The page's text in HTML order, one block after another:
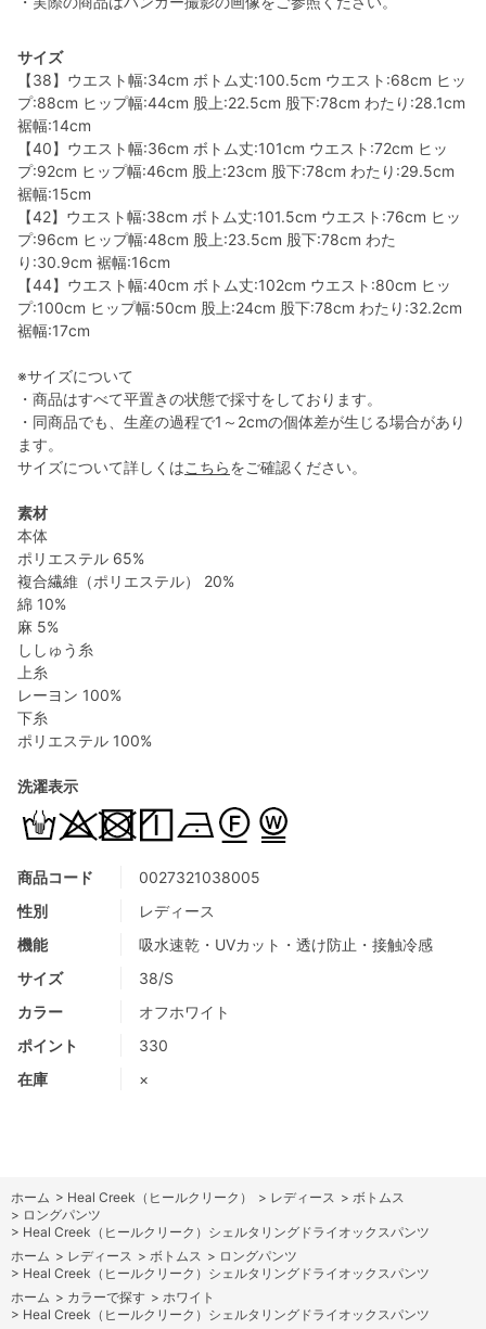
商品コード
0027321038005
性別
レディース
機能
吸水速乾・UVカット・透け防止・接触冷感
サイズ
38/S
カラー
オフホワイト
ポイント
330
在庫
×
サイズ
【38】ウエスト幅:34cm ボトム丈:100.5cm ウエスト:68cm ヒッ
プ:88cm ヒップ幅:44cm 股上:22.5cm 股下:78cm わたり:28.1cm
裾幅:14cm
【40】ウエスト幅:36cm ボトム丈:101cm ウエスト:72cm ヒッ
プ:92cm ヒップ幅:46cm 股上:23cm 股下:78cm わたり:29.5cm
裾幅:15cm
【42】ウエスト幅:38cm ボトム丈:101.5cm ウエスト:76cm ヒッ
プ:96cm ヒップ幅:48cm 股上:23.5cm 股下:78cm わた
り:30.9cm 裾幅:16cm
【44】ウエスト幅:40cm ボトム丈:102cm ウエスト:80cm ヒッ
プ:100cm ヒップ幅:50cm 股上:24cm 股下:78cm わたり:32.2cm
裾幅:17cm
※サイズについて
・商品はすべて平置きの状態で採寸をしております。
・同商品でも、生産の過程で1～2cmの個体差が生じる場合があり
ます。
サイズについて詳しくはこちらをご確認ください。
素材
本体
ポリエステル 65%
複合繊維（ポリエステル） 20%
綿 10%
麻 5%
ししゅう糸
上糸
レーヨン 100%
下糸
ポリエステル 100%
洗濯表示
ホーム > Heal Creek（ヒールクリーク） > レディース > ボトムス
> ロングパンツ
> Heal Creek（ヒールクリーク）シェルタリングドライオックスパンツ
ホーム > レディース > ボトムス > ロングパンツ
> Heal Creek（ヒールクリーク）シェルタリングドライオックスパンツ
ホーム > カラーで探す > ホワイト
> Heal Creek（ヒールクリーク）シェルタリングドライオックスパンツ